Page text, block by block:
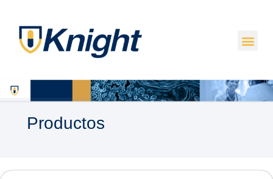
Productos